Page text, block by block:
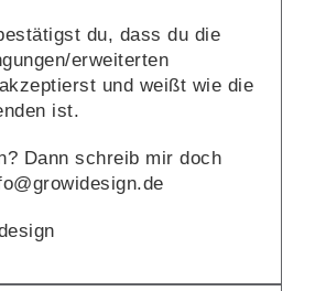
du, dass du die
erweiterten
und weißt wie die
ist.
Dann schreib mir doch